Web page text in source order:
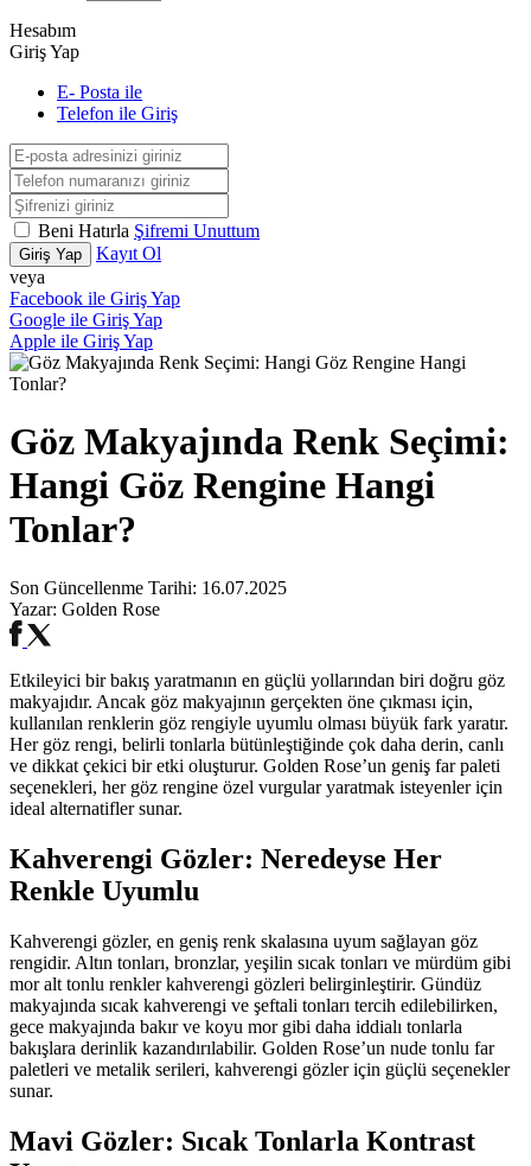
Hesabım
Giriş Yap
E- Posta ile
Telefon ile Giriş
Beni Hatırla Şifremi Unuttum
Giriş Yap
Kayıt Ol
veya
Facebook ile Giriş Yap
Google ile Giriş Yap
Apple ile Giriş Yap
Göz Makyajında Renk Seçimi:
Hangi Göz Rengine Hangi
Tonlar?
Son Güncellenme Tarihi: 16.07.2025
Yazar: Golden Rose
Etkileyici bir bakış yaratmanın en güçlü yollarından biri doğru göz
makyajıdır. Ancak göz makyajının gerçekten öne çıkması için,
kullanılan renklerin göz rengiyle uyumlu olması büyük fark yaratır.
Her göz rengi, belirli tonlarla bütünleştiğinde çok daha derin, canlı
ve dikkat çekici bir etki oluşturur. Golden Rose’un geniş far paleti
seçenekleri, her göz rengine özel vurgular yaratmak isteyenler için
ideal alternatifler sunar.
Kahverengi Gözler: Neredeyse Her
Renkle Uyumlu
Kahverengi gözler, en geniş renk skalasına uyum sağlayan göz
rengidir. Altın tonları, bronzlar, yeşilin sıcak tonları ve mürdüm gibi
mor alt tonlu renkler kahverengi gözleri belirginleştirir. Gündüz
makyajında sıcak kahverengi ve şeftali tonları tercih edilebilirken,
gece makyajında bakır ve koyu mor gibi daha iddialı tonlarla
bakışlara derinlik kazandırılabilir. Golden Rose’un nude tonlu far
paletleri ve metalik serileri, kahverengi gözler için güçlü seçenekler
sunar.
Mavi Gözler: Sıcak Tonlarla Kontrast